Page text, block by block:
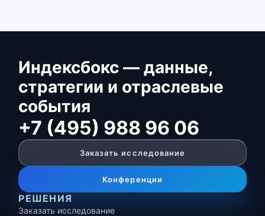
Индексбокс — данные,
стратегии и отраслевые
события
+7 (495) 988 96 06
Заказать исследование
Конференции
РЕШЕНИЯ
Заказать исследование